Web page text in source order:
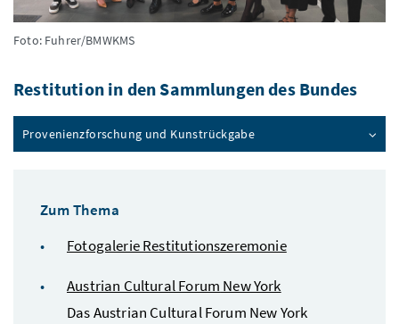
Foto: Fuhrer/BMWKMS
Restitution in den Sammlungen des Bundes
Provenienzforschung und Kunstrückgabe
Zum Thema
Fotogalerie Restitutionszeremonie
Austrian Cultural Forum New York
DasAustrian CulturalForum New York